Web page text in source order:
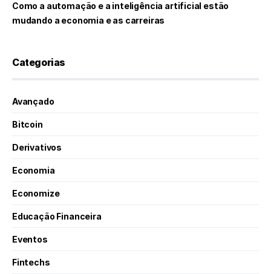
Como a automação e a inteligência artificial estão
mudando a economia e as carreiras
Categorias
Avançado
Bitcoin
Derivativos
Economia
Economize
Educação Financeira
Eventos
Fintechs